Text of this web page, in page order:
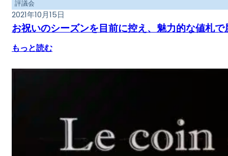
評議会
2021年10月15日
お祝いのシーズンを目前に控え、魅力的な値札
もっと読む